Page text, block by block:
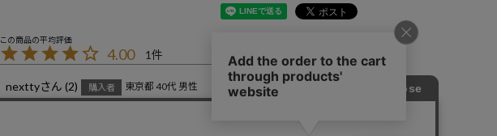
4.00 1
nextty 2 購入者 東京都 40代 男性